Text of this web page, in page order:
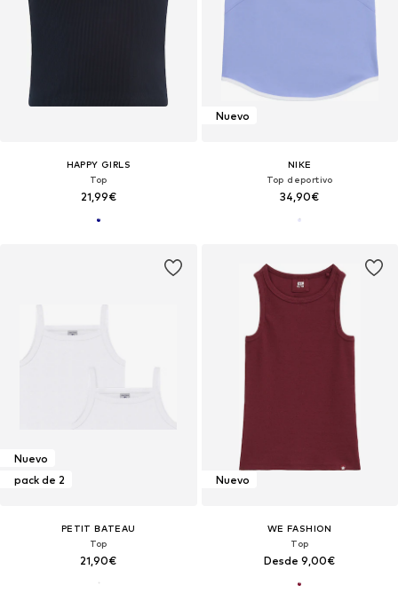
HAPPY GIRLS
Top
21,99€
Nuevo
NIKE
Top deportivo
34,90€
Nuevo
pack de 2
PETIT BATEAU
Top
21,90€
Nuevo
WE FASHION
Top
Desde 9,00€